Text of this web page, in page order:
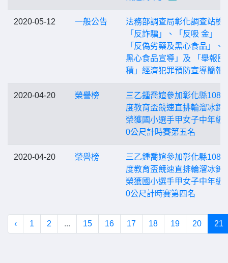
2020-05-12 一般公告
法務部調查局彰化調查站檢
「反詐騙」、「反吸 金」、
「反偽劣藥及黑心食品」、
黑心食品宣導」及 「舉報囤
積」經濟犯罪預防宣導簡報
2020-04-20 榮譽榜
三乙鍾喬媗參加彰化縣108
度教育盃競速直排輪溜冰錦
榮獲國小選手甲女子中年級
0公尺計時賽第五名
2020-04-20 榮譽榜
三乙鍾喬媗參加彰化縣108
度教育盃競速直排輪溜冰錦
榮獲國小選手甲女子中年級
0公尺計時賽第四名
‹ 1 2 ... 15 16 17 18 19 20 21